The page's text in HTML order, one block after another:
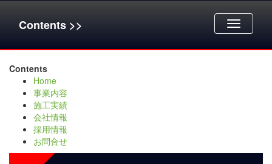
Toggle
navigation
Contents >>
Contents
Home
事業内容
施工実績
会社情報
採用情報
お問合せ